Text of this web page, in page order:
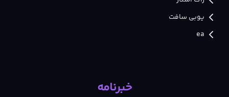
یوبی سافت
ea
خبرنامه